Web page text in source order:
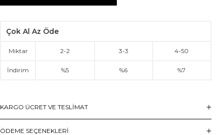
Çok Al Az Öde
Miktar
İndirim
2-2
%5
3-3
%6
4-50
%7
KARGO ÜCRET VE TESLİMAT
ÖDEME SEÇENEKLERI